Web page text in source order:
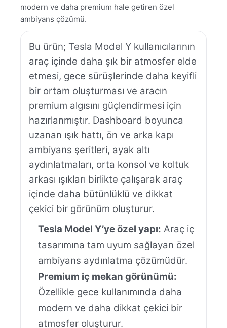
modern ve daha premium hale getiren özel
ambiyans çözümü.
Bu ürün; Tesla Model Y kullanıcılarının
araç içinde daha şık bir atmosfer elde
etmesi, gece sürüşlerinde daha keyifli
bir ortam oluşturması ve aracın
premium algısını güçlendirmesi için
hazırlanmıştır. Dashboard boyunca
uzanan ışık hattı, ön ve arka kapı
ambiyans şeritleri, ayak altı
aydınlatmaları, orta konsol ve koltuk
arkası ışıkları birlikte çalışarak araç
içinde daha bütünlüklü ve dikkat
çekici bir görünüm oluşturur.
Tesla Model Y’ye özel yapı: Araç iç
tasarımına tam uyum sağlayan özel
ambiyans aydınlatma çözümüdür.
Premium iç mekan görünümü:
Özellikle gece kullanımında daha
modern ve daha dikkat çekici bir
atmosfer oluşturur.